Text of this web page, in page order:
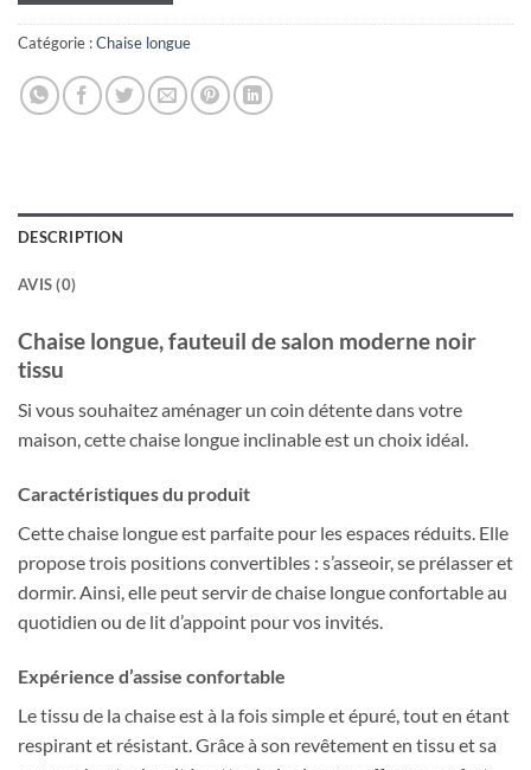
Catégorie :Chaise longue
DESCRIPTION
AVIS (0)
Chaise longue, fauteuil de salon moderne noir
tissu
Si vous souhaitez aménager un coin détente dans votre
maison, cette chaise longue inclinable est un choix idéal.
Caractéristiques du produit
Cette chaise longue est parfaite pour les espaces réduits. Elle
propose trois positions convertibles : s’asseoir, se prélasser et
dormir. Ainsi, elle peut servir de chaise longue confortable au
quotidien ou de lit d’appoint pour vos invités.
Expérience d’assise confortable
Le tissu de la chaise est à la fois simple et épuré, tout en étant
respirant et résistant. Grâce à son revêtement en tissu et sa